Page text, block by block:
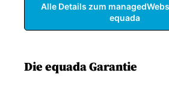
d
*
Alle Details zum
equada
Die equada Garantie